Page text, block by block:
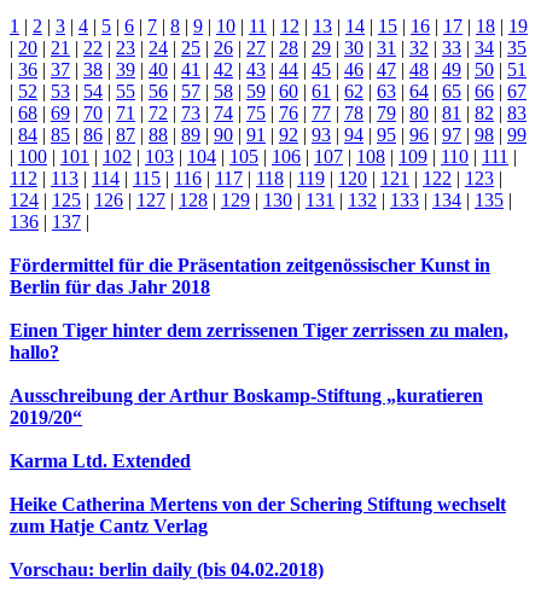
1 | 2 | 3 | 4 | 5 | 6 | 7 | 8 | 9 | 10 | 11 | 12 | 13 | 14 | 15 | 16 | 17 | 18 | 19
| 20 | 21 | 22 | 23 | 24 | 25 | 26 | 27 | 28 | 29 | 30 | 31 | 32 | 33 | 34 | 35
| 36 | 37 | 38 | 39 | 40 | 41 | 42 | 43 | 44 | 45 | 46 | 47 | 48 | 49 | 50 | 51
| 52 | 53 | 54 | 55 | 56 | 57 | 58 | 59 | 60 | 61 | 62 | 63 | 64 | 65 | 66 | 67
| 68 | 69 | 70 | 71 | 72 | 73 | 74 | 75 | 76 | 77 | 78 | 79 | 80 | 81 | 82 | 83
| 84 | 85 | 86 | 87 | 88 | 89 | 90 | 91 | 92 | 93 | 94 | 95 | 96 | 97 | 98 | 99
| 100 | 101 | 102 | 103 | 104 | 105 | 106 | 107 | 108 | 109 | 110 | 111 |
112 | 113 | 114 | 115 | 116 | 117 | 118 | 119 | 120 | 121 | 122 | 123 |
124 | 125 | 126 | 127 | 128 | 129 | 130 | 131 | 132 | 133 | 134 | 135 |
136 | 137 |
Fördermittel für die Präsentation zeitgenössischer Kunst in
Berlin für das Jahr 2018
Einen Tiger hinter dem zerrissenen Tiger zerrissen zu malen,
hallo?
Ausschreibung der Arthur Boskamp-Stiftung „kuratieren
2019/20“
Karma Ltd. Extended
Heike Catherina Mertens von der Schering Stiftung wechselt
zum Hatje Cantz Verlag
Vorschau: berlin daily (bis 04.02.2018)